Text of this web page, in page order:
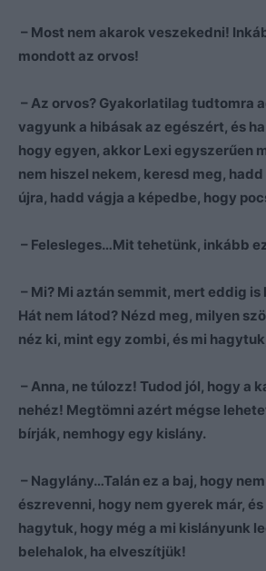
– Most nem akarok veszekedni!
mondott az orvos!
– Az orvos? Gyakorlatilag tudtomra
vagyunk a hibásak az egészért, és
hogy egyen, akkor Lexi egyszerűen
nem hiszel nekem, keresd meg,
újra, hadd vágja a képedbe, hogy
– Felesleges…Mit tehetünk, inkább
– Mi? Mi aztán semmit, mert eddig
Hát nem látod? Nézd meg, milyen
néz ki, mint egy zombi, és mi
– Anna, ne túlozz! Tudod jól, hogy a
nehéz! Megtömni azért mégse
bírják, nemhogy egy kislány.
– Nagylány…Talán ez a baj, hogy
észrevenni, hogy nem gyerek már,
hagytuk, hogy még a mi kislányunk
belehalok, ha elveszítjük!